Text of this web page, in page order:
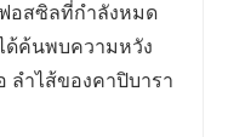
อสซิลที่กำลังหมด
ด้ค้นพบความหวัง
ำไส้ของคาปิบารา